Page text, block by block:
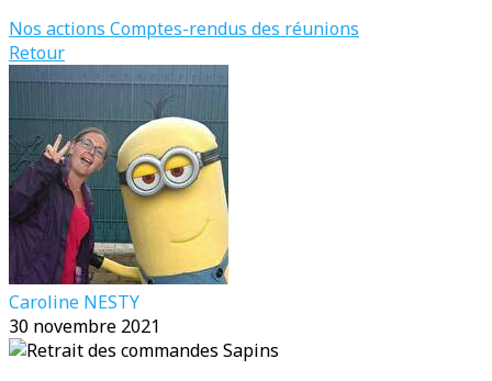
Nos actions Comptes-rendus des réunions
Retour
Caroline NESTY
30 novembre 2021